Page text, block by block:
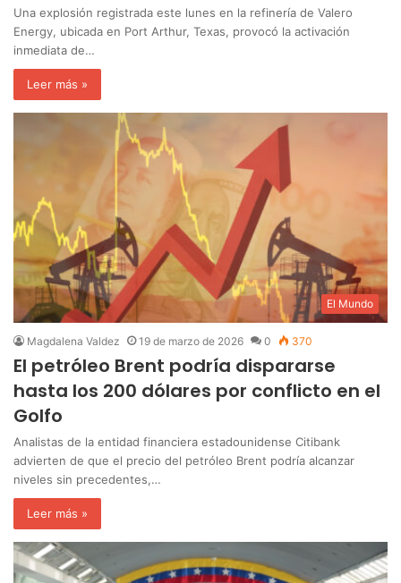
Una explosión registrada este lunes en la refinería de Valero
Energy, ubicada en Port Arthur, Texas, provocó la activación
inmediata de…
Leer más »
El Mundo
Magdalena Valdez 19 de marzo de 2026 0 370
El petróleo Brent podría dispararse
hasta los 200 dólares por conflicto en el
Golfo
Analistas de la entidad financiera estadounidense Citibank
advierten de que el precio del petróleo Brent podría alcanzar
niveles sin precedentes,…
Leer más »